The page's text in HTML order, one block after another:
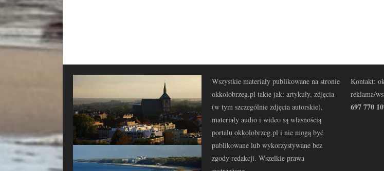
Wszystkie materiały publikowane na stronie
okkolobrzeg.pl takie jak: artykuły, zdjęcia
(w tym szczególnie zdjęcia autorskie),
materiały audio i wideo są własnością
portalu okkolobrzeg.pl i nie mogą być
publikowane lub wykorzystywane bez
zgody redakcji. Wszelkie prawa
Kontakt:
reklama/
697 770